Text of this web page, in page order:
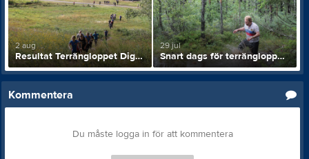
2 aug
Resultat Terrängloppet Digerdöden
29 jul
Snart dags för terrängloppet Digerdöden
Kommentera
Du måste logga in för att kommentera